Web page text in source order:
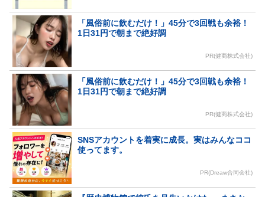
「風俗前に飲むだけ！」45分で3回戦も余裕！
1日31円で朝まで絶好調
PR(健商株式会社)
「風俗前に飲むだけ！」45分で3回戦も余裕！
1日31円で朝まで絶好調
PR(健商株式会社)
SNSアカウントを着実に成長。実はみんなココ
使ってます。
PR(Dreaw合同会社)